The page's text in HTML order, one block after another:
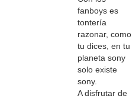
fanboys es
tontería
razonar, como
tu dices, en tu
planeta sony
solo existe
sony.
A disfrutar de